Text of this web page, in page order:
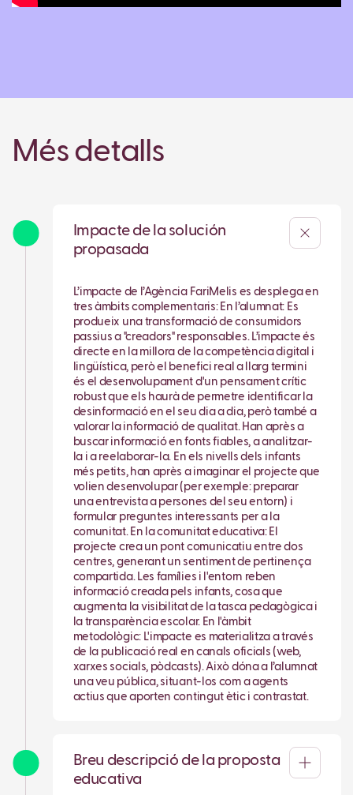
Més detalls
Impacte de la solución
propasada
L’impacte de l’Agència FariMelis es desplega en
tres àmbits complementaris: En l’alumnat: Es
produeix una transformació de consumidors
passius a "creadors" responsables. L’impacte és
directe en la millora de la competència digital i
lingüística, però el benefici real a llarg termini
és el desenvolupament d'un pensament crític
robust que els haurà de permetre identificar la
desinformació en el seu dia a dia, però també a
valorar la informació de qualitat. Han après a
buscar informació en fonts fiables, a analitzar-
la i a reelaborar-la. En els nivells dels infants
més petits, han après a imaginar el projecte que
volien desenvolupar (per exemple: preparar
una entrevista a persones del seu entorn) i
formular preguntes interessants per a la
comunitat. En la comunitat educativa: El
projecte crea un pont comunicatiu entre dos
centres, generant un sentiment de pertinença
compartida. Les famílies i l'entorn reben
informació creada pels infants, cosa que
augmenta la visibilitat de la tasca pedagògica i
la transparència escolar. En l'àmbit
metodològic: L'impacte es materialitza a través
de la publicació real en canals oficials (web,
xarxes socials, pòdcasts). Això dóna a l’alumnat
una veu pública, situant-los com a agents
actius que aporten contingut ètic i contrastat.
Breu descripció de la proposta
educativa